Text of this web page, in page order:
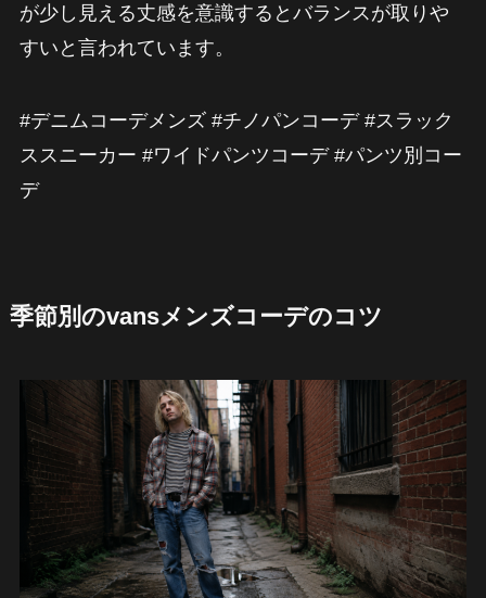
が少し見える丈感を意識するとバランスが取りや
すいと言われています。
#デニムコーデメンズ #チノパンコーデ #スラック
ススニーカー #ワイドパンツコーデ #パンツ別コー
デ
季節別のvansメンズコーデのコツ